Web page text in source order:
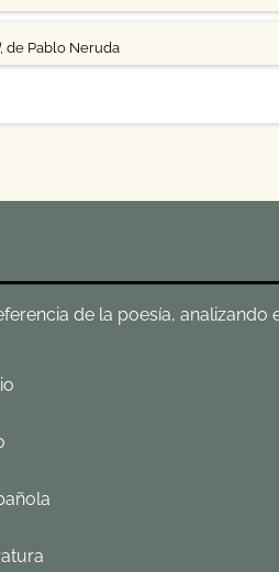
, de Pablo Neruda
de la poesía,